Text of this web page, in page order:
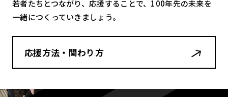
若者たちとつながり、応援することで、100年先の未来を
一緒につくっていきましょう。
応援方法・関わり方